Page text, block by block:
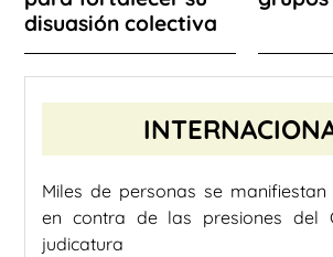
disuasión colectiva
Miles de personas se manifiestan
en contra de las presiones del
judicatura